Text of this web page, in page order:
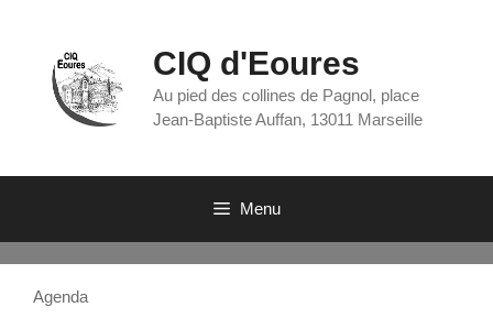
CIQ d'Eoures
Au pied des collines de Pagnol, place
Jean-Baptiste Auffan, 13011 Marseille
Menu
Agenda